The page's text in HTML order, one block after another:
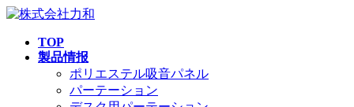
TOP
製品情报
ポリエステル吸音パネル
パーテーション